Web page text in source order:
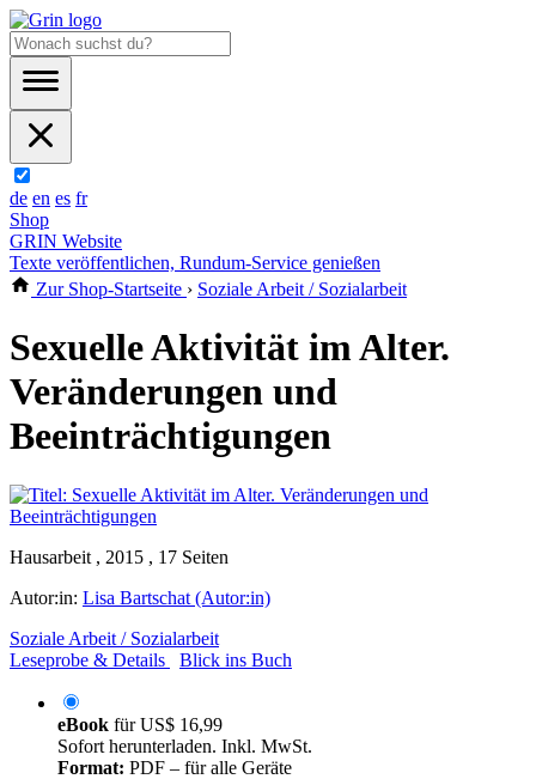
de en es fr
Shop
GRIN Website
Texte veröffentlichen, Rundum-Service genießen
Zur Shop-Startseite › Soziale Arbeit / Sozialarbeit
Sexuelle Aktivität im Alter.
Veränderungen und
Beeinträchtigungen
Hausarbeit , 2015 , 17 Seiten
Autor:in: Lisa Bartschat (Autor:in)
Soziale Arbeit / Sozialarbeit
Leseprobe & Details
Blick ins Buch
eBook fürUS$ 16,99
Sofort herunterladen. Inkl. MwSt.
Format: PDF – für alle Geräte